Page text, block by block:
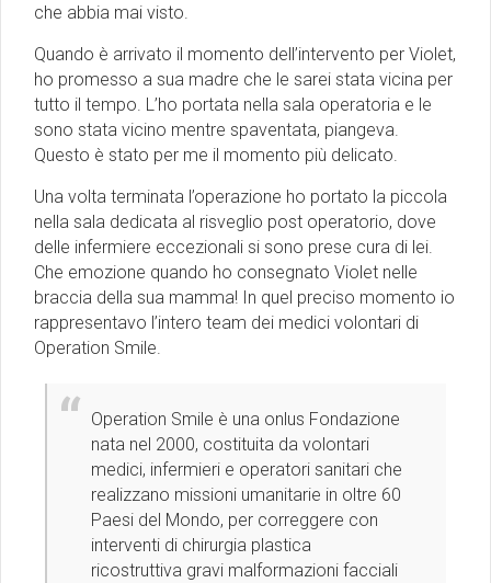
che abbia mai visto.
Quando è arrivato il momento dell’intervento per Violet,
ho promesso a sua madre che le sarei stata vicina per
tutto il tempo. L’ho portata nella sala operatoria e le
sono stata vicino mentre spaventata, piangeva.
Questo è stato per me il momento più delicato.
Una volta terminata l’operazione ho portato la piccola
nella sala dedicata al risveglio post operatorio, dove
delle infermiere eccezionali si sono prese cura di lei.
Che emozione quando ho consegnato Violet nelle
braccia della sua mamma! In quel preciso momento io
rappresentavo l’intero team dei medici volontari di
Operation Smile.
Operation Smile è una onlus Fondazione
nata nel 2000, costituita da volontari
medici, infermieri e operatori sanitari che
realizzano missioni umanitarie in oltre 60
Paesi del Mondo, per correggere con
interventi di chirurgia plastica
ricostruttiva gravi malformazioni facciali